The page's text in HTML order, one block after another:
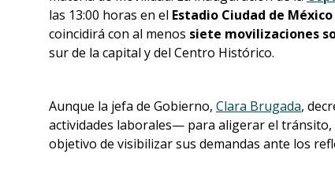
las 13:00 horas en el Estadio Ciudad de México
coincidirá con al menos siete movilizaciones
sur de la capital y del Centro Histórico.
Aunque la jefa de Gobierno, Clara Brugada,
actividades laborales— para aligerar el
objetivo de visibilizar sus demandas ante los